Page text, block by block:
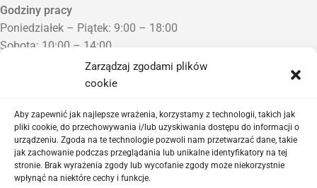
Zarządzaj zgodami plików
cookie
Aby zapewnić jak najlepsze wrażenia, korzystamy z technologii, takich jak
pliki cookie, do przechowywania i/lub uzyskiwania dostępu do informacji o
urządzeniu. Zgoda na te technologie pozwoli nam przetwarzać dane, takie
jak zachowanie podczas przeglądania lub unikalne identyfikatory na tej
stronie. Brak wyrażenia zgody lub wycofanie zgody może niekorzystnie
wpłynąć na niektóre cechy i funkcje.
Godziny pracy
Poniedziałek – Piątek: 9:00 – 18:00
Sobota: 10:00 – 14:00
Niedziela: Zamknięte
Punkt Odbioru zamówień
Proszę o wcześniejszy kontakt telefoniczny
Sklep airsoftowy i serwis replik ASG